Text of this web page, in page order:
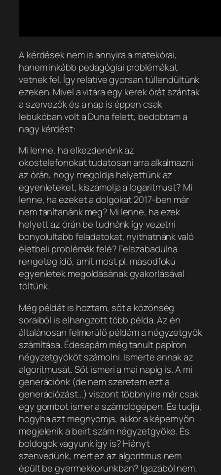
A kérdések nem is annyira a matekórai,
hanem inkább pedagógiai problémákat
vetnek fel. Így relatíve gyorsan túllendültünk
ezeken. Mivel a vitára egy kerek órát szántak
a szervezők és a nap is éppen csak
lebukóban volt a Duna felett, bedobtam a
nagy kérdést:
Mi lenne, ha elkezdenénk az
okostelefonokat tudatosan arra alkalmazni
az órán, hogy megoldja helyettünk az
egyenleteket, kiszámolja a logaritmust? Mi
lenne, ha ezeket a dolgokat 2017-ben már
nem tanítanánk meg? Mi lenne, ha ezek
helyett az órán be tudnánk így vezetni
bonyolultabb feladatokat, nyithatnánk való
életbeli problémák felé? Felszabadulna
rengeteg idő, amit most pl. másodfokú
egyenletek megoldásának gyakorlásával
töltünk.
Még példát is hoztam, sőt a közönség
soraiból is elhangzott több példa. Az én
általánosan felmerülő példám a négyzetgyök
számítása. Édesapám még tanult papíron
négyzetgyököt számolni. Ismerte annak az
algoritmusát. Sőt ismeri a mai napig is. A mi
generációnk (de nem szeretem ezt a
generációzást…) viszont többnyire már csak
egy gombot ismer a számológépen. És tudja,
hogyha azt megnyomja, akkor a képernyőn
megjelenik a beírt szám négyzetgyöke. És
boldogok vagyunk így is? Hiányt
szenvedünk, mert ez az algoritmus nem
épült be gyermekkorunkban? Igazából nem.